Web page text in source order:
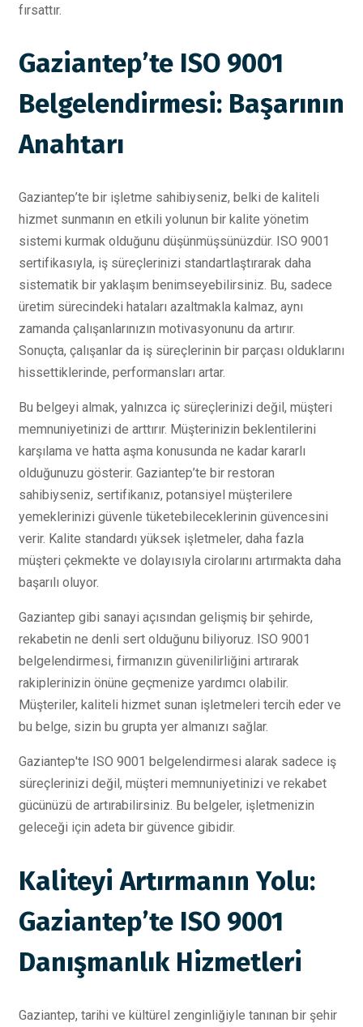
fırsattır.
Gaziantep’te ISO 9001
Belgelendirmesi: Başarının
Anahtarı
Gaziantep’te bir işletme sahibiyseniz, belki de kaliteli
hizmet sunmanın en etkili yolunun bir kalite yönetim
sistemi kurmak olduğunu düşünmüşsünüzdür. ISO 9001
sertifikasıyla, iş süreçlerinizi standartlaştırarak daha
sistematik bir yaklaşım benimseyebilirsiniz. Bu, sadece
üretim sürecindeki hataları azaltmakla kalmaz, aynı
zamanda çalışanlarınızın motivasyonunu da artırır.
Sonuçta, çalışanlar da iş süreçlerinin bir parçası olduklarını
hissettiklerinde, performansları artar.
Bu belgeyi almak, yalnızca iç süreçlerinizi değil, müşteri
memnuniyetinizi de arttırır. Müşterinizin beklentilerini
karşılama ve hatta aşma konusunda ne kadar kararlı
olduğunuzu gösterir. Gaziantep’te bir restoran
sahibiyseniz, sertifikanız, potansiyel müşterilere
yemeklerinizi güvenle tüketebileceklerinin güvencesini
verir. Kalite standardı yüksek işletmeler, daha fazla
müşteri çekmekte ve dolayısıyla cirolarını artırmakta daha
başarılı oluyor.
Gaziantep gibi sanayi açısından gelişmiş bir şehirde,
rekabetin ne denli sert olduğunu biliyoruz. ISO 9001
belgelendirmesi, firmanızın güvenilirliğini artırarak
rakiplerinizin önüne geçmenize yardımcı olabilir.
Müşteriler, kaliteli hizmet sunan işletmeleri tercih eder ve
bu belge, sizin bu grupta yer almanızı sağlar.
Gaziantep'te ISO 9001 belgelendirmesi alarak sadece iş
süreçlerinizi değil, müşteri memnuniyetinizi ve rekabet
gücünüzü de artırabilirsiniz. Bu belgeler, işletmenizin
geleceği için adeta bir güvence gibidir.
Kaliteyi Artırmanın Yolu:
Gaziantep’te ISO 9001
Danışmanlık Hizmetleri
Gaziantep, tarihi ve kültürel zenginliğiyle tanınan bir şehir